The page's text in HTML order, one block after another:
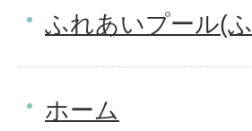
ふれあいプール(
ホーム